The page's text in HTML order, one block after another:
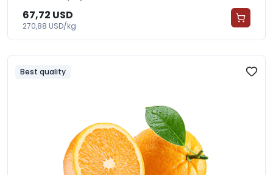
67,72 USD
270,88 USD/kg
Best quality